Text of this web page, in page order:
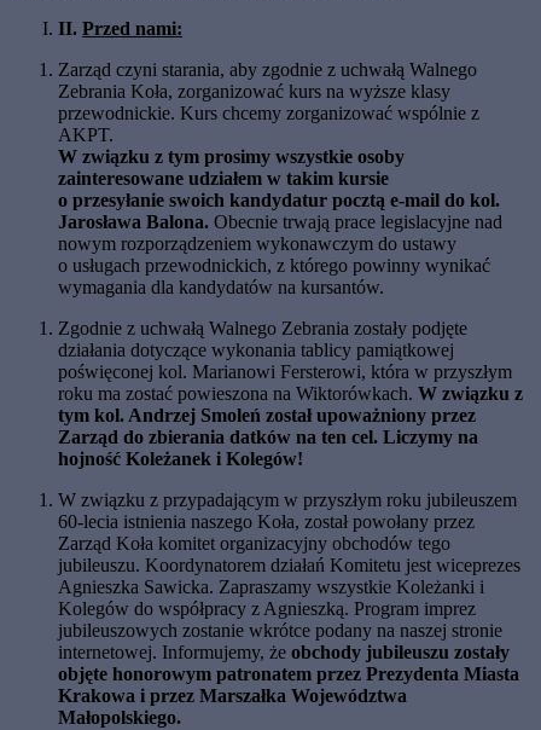
II. Przed nami:
Zarząd czyni starania, aby zgodnie z uchwałą Walnego
Zebrania Koła, zorganizować kurs na wyższe klasy
przewodnickie. Kurs chcemy zorganizować wspólnie z
AKPT.
W związku z tym prosimy wszystkie osoby
zainteresowane udziałem w takim kursie
o przesyłanie swoich kandydatur pocztą e-mail do kol.
Jarosława Balona. Obecnie trwają prace legislacyjne nad
nowym rozporządzeniem wykonawczym do ustawy
o usługach przewodnickich, z którego powinny wynikać
wymagania dla kandydatów na kursantów.
Zgodnie z uchwałą Walnego Zebrania zostały podjęte
działania dotyczące wykonania tablicy pamiątkowej
poświęconej kol. Marianowi Fersterowi, która w przyszłym
roku ma zostać powieszona na Wiktorówkach. W związku z
tym kol. Andrzej Smoleń został upoważniony przez
Zarząd do zbierania datków na ten cel. Liczymy na
hojność Koleżanek i Kolegów!
W związku z przypadającym w przyszłym roku jubileuszem
60-lecia istnienia naszego Koła, został powołany przez
Zarząd Koła komitet organizacyjny obchodów tego
jubileuszu. Koordynatorem działań Komitetu jest wiceprezes
Agnieszka Sawicka. Zapraszamy wszystkie Koleżanki i
Kolegów do współpracy z Agnieszką. Program imprez
jubileuszowych zostanie wkrótce podany na naszej stronie
internetowej. Informujemy, że obchody jubileuszu zostały
objęte honorowym patronatem przez Prezydenta Miasta
Krakowa i przez Marszałka Województwa
Małopolskiego.